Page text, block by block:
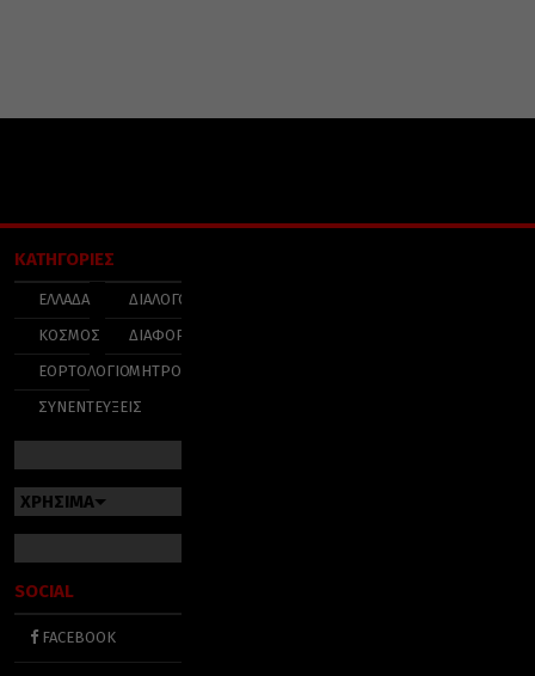
ΚΑΤΗΓΟΡΙΕΣ
ΕΛΛΑΔΑ
ΚΟΣΜΟΣ
ΕΟΡΤΟΛΟΓΙΟ
ΣΥΝΕΝΤΕΥΞΕΙΣ
ΔΙΑΛΟΓΟΣ
ΔΙΑΦΟΡΑ
ΜΗΤΡΟΠΟΛΕΙΣ
ΧΡΗΣΙΜΑ
SOCIAL
FACEBOOK